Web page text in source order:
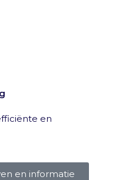
en
en informatie